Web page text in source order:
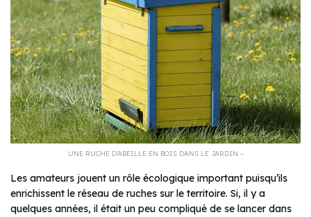
UNE RUCHE D’ABEILLE EN BOIS DANS LE JARDIN –
Les amateurs jouent un rôle écologique important puisqu’ils
enrichissent le réseau de ruches sur le territoire. Si, il y a
quelques années, il était un peu compliqué de se lancer dans